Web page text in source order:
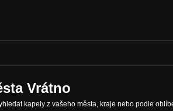
Vrátno
kapely z vašeho města, kraje nebo podle